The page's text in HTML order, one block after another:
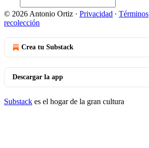
© 2026 Antonio Ortiz · Privacidad ∙ Términos
recolección
Crea tu Substack
Descargar la app
Substack es el hogar de la gran cultura